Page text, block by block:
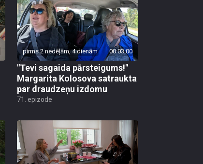
pirms 2 nedēļām, 4 dienām 00:03:00
"Tevi sagaida pārsteigums!"
Margarita Kolosova satraukta
par draudzeņu izdomu
71. epizode